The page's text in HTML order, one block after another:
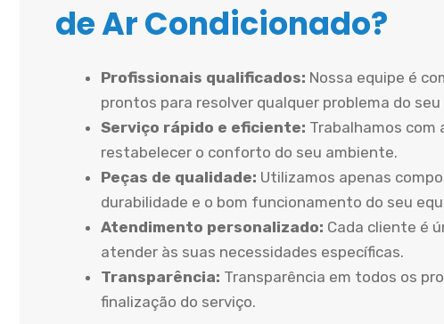
de Ar Condicionado?
Profissionais qualificados: Nossa equipe é
prontos para resolver qualquer problema do
Serviço rápido e eficiente: Trabalhamos com
restabelecer o conforto do seu ambiente.
Peças de qualidade: Utilizamos apenas
durabilidade e o bom funcionamento do seu
Atendimento personalizado: Cada cliente é
atender às suas necessidades específicas.
Transparência: Transparência em todos os
finalização do serviço.